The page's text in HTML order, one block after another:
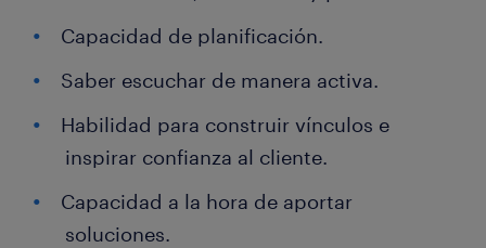
Capacidad de planificación.
Saber escuchar de manera activa.
Habilidad para construir vínculos e
inspirar confianza al cliente.
Capacidad a la hora de aportar
soluciones.